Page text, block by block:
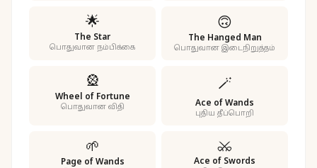
🌟
The Star
பொதுவான நம்பிக்கை
🙃
The Hanged Man
பொதுவான இடைநிறுத்தம்
🎡
Wheel of Fortune
பொதுவான விதி
🪄
Ace of Wands
புதிய தீப்பொறி
🌱
Page of Wands
⚔️
Ace of Swords